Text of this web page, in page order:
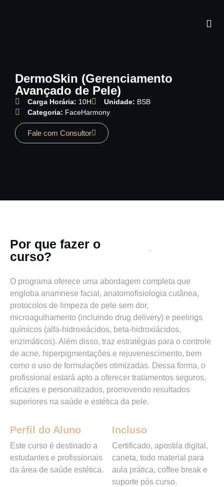
DermoSkin (Gerenciamento
Avançado de Pele)
Carga Horária: 10H Unidade: BSB
Categoria: FaceHarmony
Fale com Consultor
Por que fazer o
curso?
O programa oferece uma abordagem completa que
engloba anamnese facial, anatomofisiologia cutânea,
protocolos de limpeza de pele sem dor,
microagulhamento (incluindo drug delivery) e peelings
químicos (alfa-hidroxiácidos, beta-hidroxiácidos,
enzimáticos). Além disso, traz estratégias para o controle
de acne, hiperpigmentações e rejuvenescimento, bem
como o uso de formulações otimizadas. Dessa forma, o
profissional estará apto a oferecer tratamentos seguros,
eficazes e personalizados, promovendo resultados
superiores na saúde e estética da pele.
Perfil do Aluno
Este curso é destinado a
estudantes e profissionais
da área de saúde estética.
Incluso
Certificado, apostila digital,
caneta, todo material para
aula prática, coffee break e
suporte pós curso.